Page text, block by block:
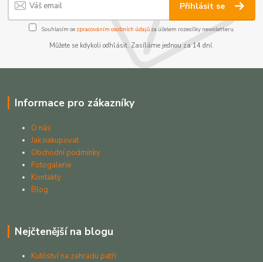
Přihlásit se
Souhlasím se zpracováním osobních údajůza účelem rozesílky newsletteru.
Můžete se kdykoli odhlásit. Zasíláme jednou za 14 dní.
Informace pro zákazníky
O nás
Jak nakupovat
Obchodní podmínky
Fotogalerie
Kontakty
Blog
Nejčtenější na blogu
Kutilství na zahradu patří